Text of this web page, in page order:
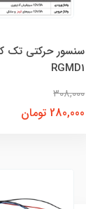
RGMD1
308,000
280,000 تومان